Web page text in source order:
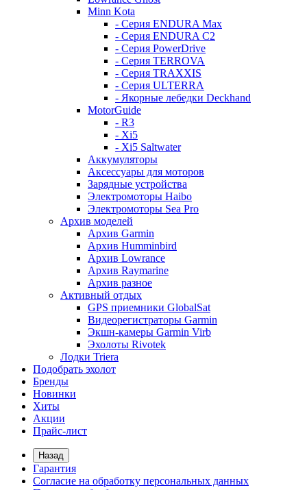
Minn Kota
- Серия ENDURA Max
- Серия ENDURA C2
- Серия PowerDrive
- Серия TERROVA
- Серия TRAXXIS
- Серия ULTERRA
- Якорные лебедки Deckhand
MotorGuide
- R3
- Xi5
- Xi5 Saltwater
Аккумуляторы
Аксессуары для моторов
Зарядные устройства
Электромоторы Haibo
Электромоторы Sea Pro
Архив моделей
Архив Garmin
Архив Humminbird
Архив Lowrance
Архив Raymarine
Архив разное
Активный отдых
GPS приемники GlobalSat
Видеорегистраторы Garmin
Экшн-камеры Garmin Virb
Эхолоты Rivotek
Лодки Triera
Подобрать эхолот
Бренды
Новинки
Хиты
Акции
Прайс-лист
Назад
Гарантия
Согласие на обработку персональных данных